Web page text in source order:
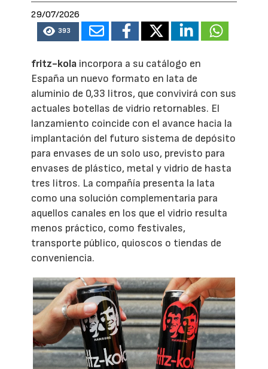
29/07/2026
393
fritz-kola incorpora a su catálogo en
España un nuevo formato en lata de
aluminio de 0,33 litros, que convivirá con sus
actuales botellas de vidrio retornables. El
lanzamiento coincide con el avance hacia la
implantación del futuro sistema de depósito
para envases de un solo uso, previsto para
envases de plástico, metal y vidrio de hasta
tres litros. La compañía presenta la lata
como una solución complementaria para
aquellos canales en los que el vidrio resulta
menos práctico, como festivales,
transporte público, quioscos o tiendas de
conveniencia.